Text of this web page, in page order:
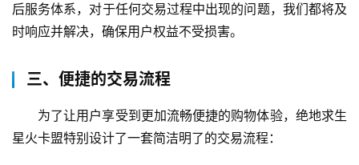
后服务体系，对于任何交易过程中出现的问题，我们都将及
时响应并解决，确保用户权益不受损害。
三、便捷的交易流程
为了让用户享受到更加流畅便捷的购物体验，绝地求生
星火卡盟特别设计了一套简洁明了的交易流程：